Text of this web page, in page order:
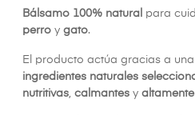
Bálsamo 100% natural para
perro y gato.
El producto actúa gracias a
ingredientes naturales
nutritivas calmantes y